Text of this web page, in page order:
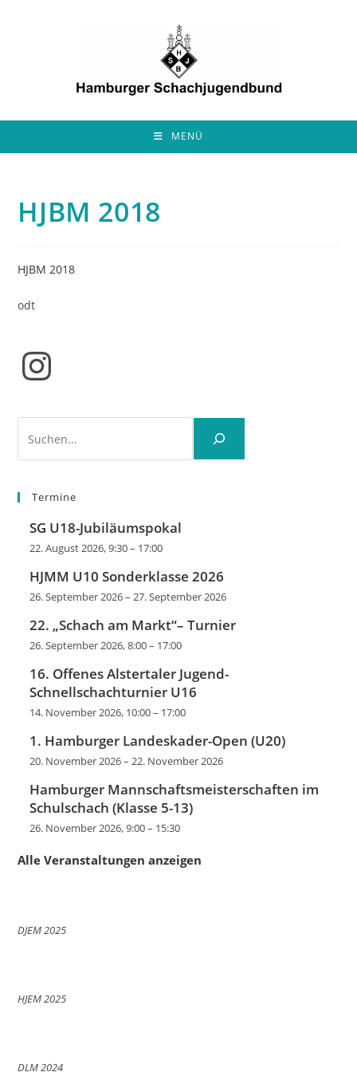
MENÜ
HJBM 2018
HJBM 2018
odt
Instagram
Termine
SG U18-Jubiläumspokal
22. August 2026, 9:30– 17:00
HJMM U10 Sonderklasse 2026
26. September 2026–27. September 2026
22. „Schach am Markt“– Turnier
26. September 2026, 8:00– 17:00
16. Offenes Alstertaler Jugend-
Schnellschachturnier U16
14. November 2026, 10:00– 17:00
1. Hamburger Landeskader-Open (U20)
20. November 2026–22. November 2026
Hamburger Mannschaftsmeisterschaften im
Schulschach (Klasse 5-13)
26. November 2026, 9:00– 15:30
Alle Veranstaltungen anzeigen
DJEM 2025
HJEM 2025
DLM 2024